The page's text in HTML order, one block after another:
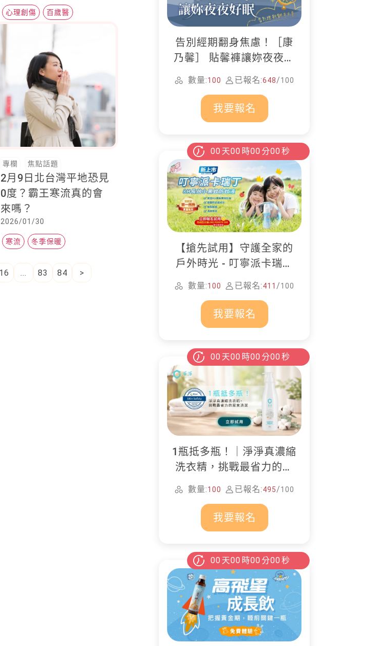
書架上都有的育兒書
心理創傷 百歲醫
專欄 焦點話題
2月9日北台灣平地恐見
0度？霸王寒流真的會
來嗎？
2026/01/30
寒流 冬季保暖
告別經期翻身焦慮！［康
乃馨］ 貼馨褲讓妳夜夜好
數量:100 已報名:648/100
我要報名
00 天00 時00 分00 秒
【搶先試用】守護全家的
戶外時光 - 叮寧派卡瑞丁
防蚊液
數量:100 已報名:411 /100
我要報名
00 天00 時00 分00 秒
1瓶抵多瓶！｜淨淨真濃縮
洗衣精，挑戰最省力的居
家清潔
數量:100 已報名:495/100
我要報名
00 天00 時00 分00 秒